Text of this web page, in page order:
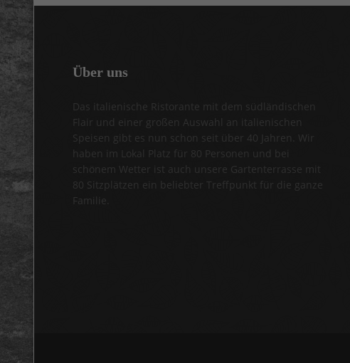
Über uns
Das italienische Ristorante mit dem südländischen
Flair und einer großen Auswahl an italienischen
Speisen gibt es nun schon seit über 40 Jahren. Wir
haben im Lokal Platz für 80 Personen und bei
schönem Wetter ist auch unsere Gartenterrasse mit
80 Sitzplätzen ein beliebter Treffpunkt für die ganze
Familie.